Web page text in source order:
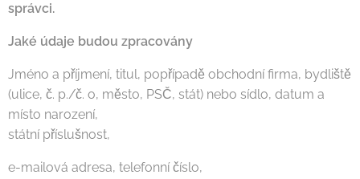
správci.
Jaké údaje budou zpracovány
Jméno a příjmení, titul, popřípadě obchodní firma, bydliště
(ulice, č. p./č. o, město, PSČ, stát) nebo sídlo, datum a
místo narození,
státní příslušnost,
e-mailová adresa, telefonní číslo,